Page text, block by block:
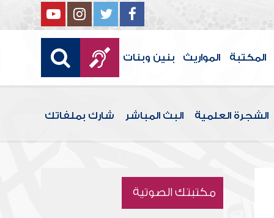
المكتبة المواريث بنين وبنات
الشجرة العلمية البث المباشر شارك بملفاتك
مكتبتك الصوتية